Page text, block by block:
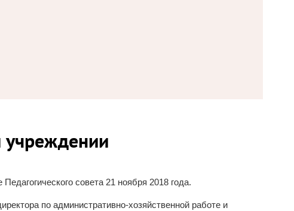
учреждении
совета 21 ноября 2018 года.
по административно-хозяйственной работе и